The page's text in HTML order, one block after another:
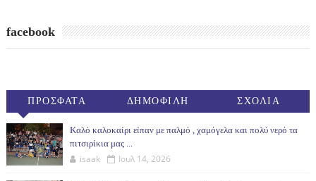
facebook
ΠΡΟΣΦΑΤΑ ΔΗΜΟΦΙΛΗ ΣΧΟΛΙΑ
Καλό καλοκαίρι είπαν με παλμό , χαμόγελα και πολύ νερό τα
πιτσιρίκια μας ...
isaak Ιουλ 14, 2026